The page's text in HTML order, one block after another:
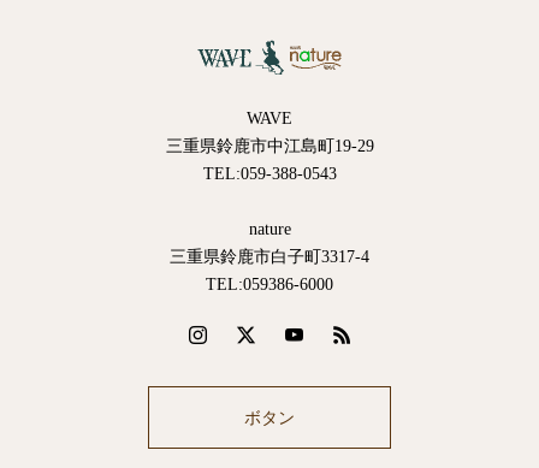
WAVE
三重県鈴鹿市中江島町19-29
TEL:059-388-0543
nature
三重県鈴鹿市白子町3317-4
TEL:059386-6000
ボタン